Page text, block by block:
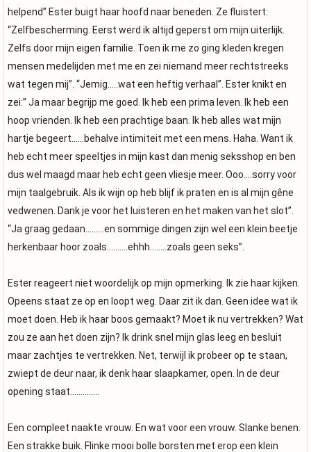
helpend” Ester buigt haar hoofd naar beneden. Ze fluistert:
“Zelfbescherming. Eerst werd ik altijd geperst om mijn uiterlijk.
Zelfs door mijn eigen familie. Toen ik me zo ging kleden kregen
mensen medelijden met me en zei niemand meer rechtstreeks
wat tegen mij”. “Jemig…..wat een heftig verhaal”. Ester knikt en
zei:” Ja maar begrijp me goed. Ik heb een prima leven. Ik heb een
hoop vrienden. Ik heb een prachtige baan. Ik heb alles wat mijn
hartje begeert……behalve intimiteit met een mens. Haha. Want ik
heb echt meer speeltjes in mijn kast dan menig seksshop en ben
dus wel maagd maar heb echt geen vliesje meer. Ooo….sorry voor
mijn taalgebruik. Als ik wijn op heb blijf ik praten en is al mijn gêne
vedwenen. Dank je voor het luisteren en het maken van het slot”.
“Ja graag gedaan………en sommige dingen zijn wel een klein beetje
herkenbaar hoor zoals……….ehhh……..zoals geen seks”.
Ester reageert niet woordelijk op mijn opmerking. Ik zie haar kijken.
Opeens staat ze op en loopt weg. Daar zit ik dan. Geen idee wat ik
moet doen. Heb ik haar boos gemaakt? Moet ik nu vertrekken? Wat
zou ze aan het doen zijn? Ik drink snel mijn glas leeg en besluit
maar zachtjes te vertrekken. Net, terwijl ik probeer op te staan,
zwiept de deur naar, ik denk haar slaapkamer, open. In de deur
opening staat…………..
Een compleet naakte vrouw. En wat voor een vrouw. Slanke benen.
Een strakke buik. Flinke mooi bolle borsten met erop een klein